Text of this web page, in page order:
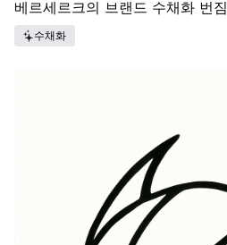
베르세르크의 브랜드 수채화 번짐
수채화